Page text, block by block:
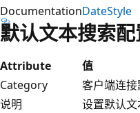
DocumentationDateStyle
默认文本搜索配
Attribute
值
Category
客户端连
说明
设置默认文